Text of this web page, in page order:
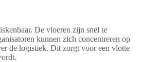
De vloeren zijn snel te
kunnen zich concentreren op
de logistiek. Dit zorgt voor een vlotte